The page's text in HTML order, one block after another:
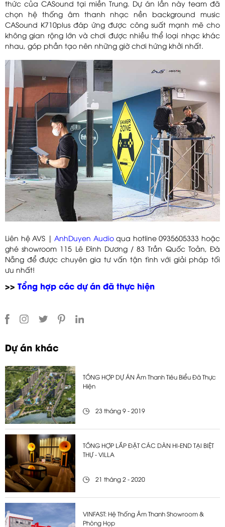
thức của CASound tại miền Trung. Dự án lần này team đã
chọn hệ thống âm thanh nhạc nền background music
CASound K710plus đáp ứng được công suất mạnh mẽ cho
không gian rộng lớn và chơi được nhiều thể loại nhạc khác
nhau, góp phần tạo nên những giờ chơi hứng khởi nhất.
Liên hệ AVS |AnhDuyen Audioqua hotline 0935605333 hoặc
ghé showroom 115 Lê Đình Dương / 83 Trần Quốc Toản, Đà
Nẵng để được chuyên gia tư vấn tận tình với giải pháp tối
ưu nhất!
>> Tổng hợp các dự án đã thực hiện
Dự án khác
TỔNG HỢP DỰ ÁN Âm Thanh Tiêu Biểu Đã Thực
Hiện
23 tháng 9 - 2019
TỔNG HỢP LẮP ĐẶT CÁC DÀN HI-END TẠI BIỆT
THỰ - VILLA
21 tháng 2 - 2020
VINFAST: Hệ Thống Âm Thanh Showroom &
Phòng Họp